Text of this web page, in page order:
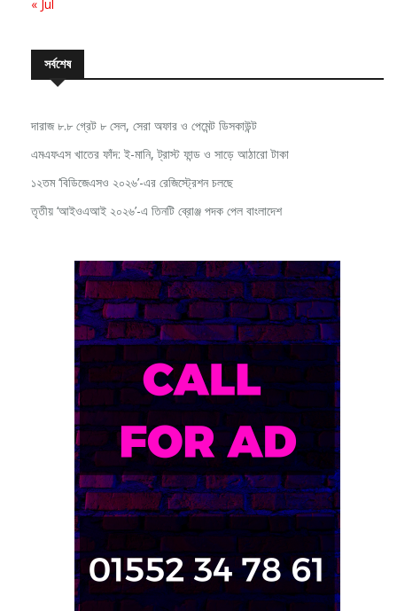
« Jul
সর্বশেষ
দারাজ ৮.৮ গ্রেট ৮ সেল, সেরা অফার ও পেমেন্ট ডিসকাউন্ট
এমএফএস খাতের ফাঁদ: ই-মানি, ট্রাস্ট ফান্ড ও সাড়ে আঠারো টাকা
১২তম ‘বিডিজেএসও ২০২৬’-এর রেজিস্ট্রেশন চলছে
তৃতীয় ‘আইওএআই ২০২৬’-এ তিনটি ব্রোঞ্জ পদক পেল বাংলাদেশ